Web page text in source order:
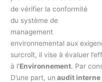
de vérifier la conformité
du système de
management
environnemental aux
surcroît, il vise à évaluer
à l’Environnement. Par
D’une part, un audit interne